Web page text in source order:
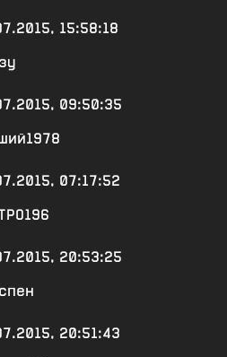
15:58:18
09:50:35
07:17:52
20:53:25
20:51:43